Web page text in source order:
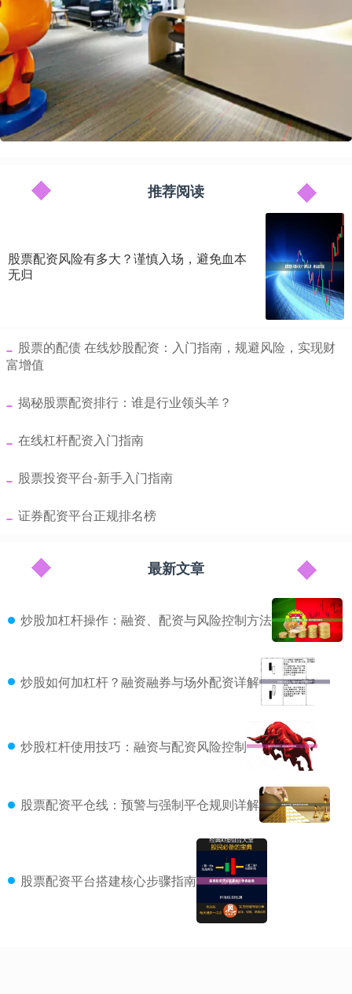
推荐阅读
股票配资风险有多大？谨慎入场，避免血本
无归
​股票的配债 在线炒股配资：入门指南，规避风险，实现财
富增值
​揭秘股票配资排行：谁是行业领头羊？
​在线杠杆配资入门指南
​股票投资平台-新手入门指南
​证券配资平台正规排名榜
最新文章
炒股加杠杆操作：融资、配资与风险控制方法
炒股如何加杠杆？融资融券与场外配资详解
炒股杠杆使用技巧：融资与配资风险控制
股票配资平仓线：预警与强制平仓规则详解
股票配资平台搭建核心步骤指南